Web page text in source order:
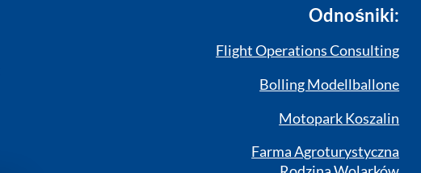
Odnośniki:
Flight Operations Consulting
Bolling Modellballone
Motopark Koszalin
Farma Agroturystyczna